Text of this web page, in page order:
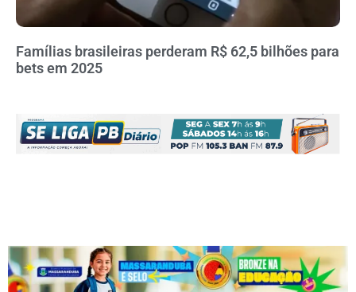
Famílias brasileiras perderam R$ 62,5 bilhões para
bets em 2025